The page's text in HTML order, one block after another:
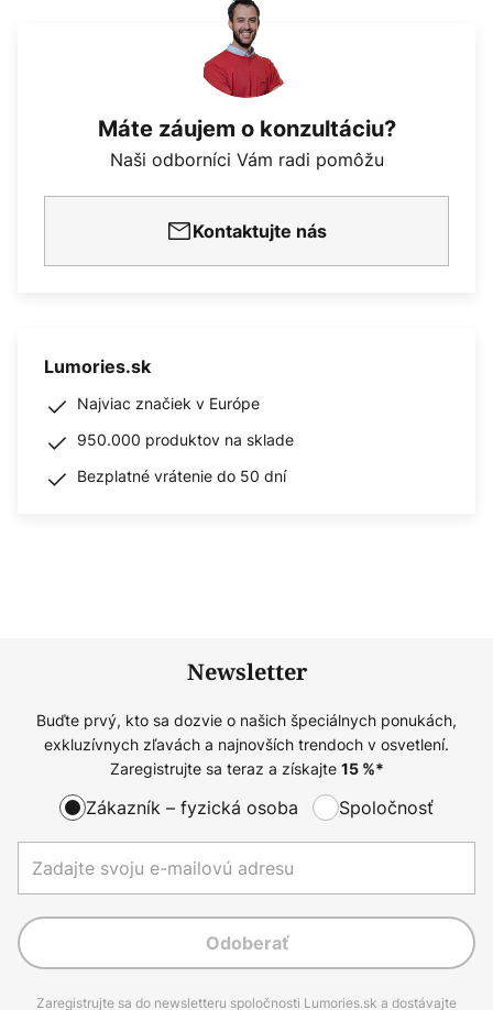
Máte záujem o konzultáciu?
Naši odborníci Vám radi pomôžu
Kontaktujte nás
Lumories.sk
Najviac značiek v Európe
950.000 produktov na sklade
Bezplatné vrátenie do 50 dní
Newsletter
Buďte prvý, kto sa dozvie o našich špeciálnych ponukách,
exkluzívnych zľavách a najnovších trendoch v osvetlení.
Zaregistrujte sa teraz a získajte 15%*
Zákazník – fyzická osoba Spoločnosť
Odoberať
Zaregistrujte sa do newsletteru spoločnosti Lumories.sk a dostávajte